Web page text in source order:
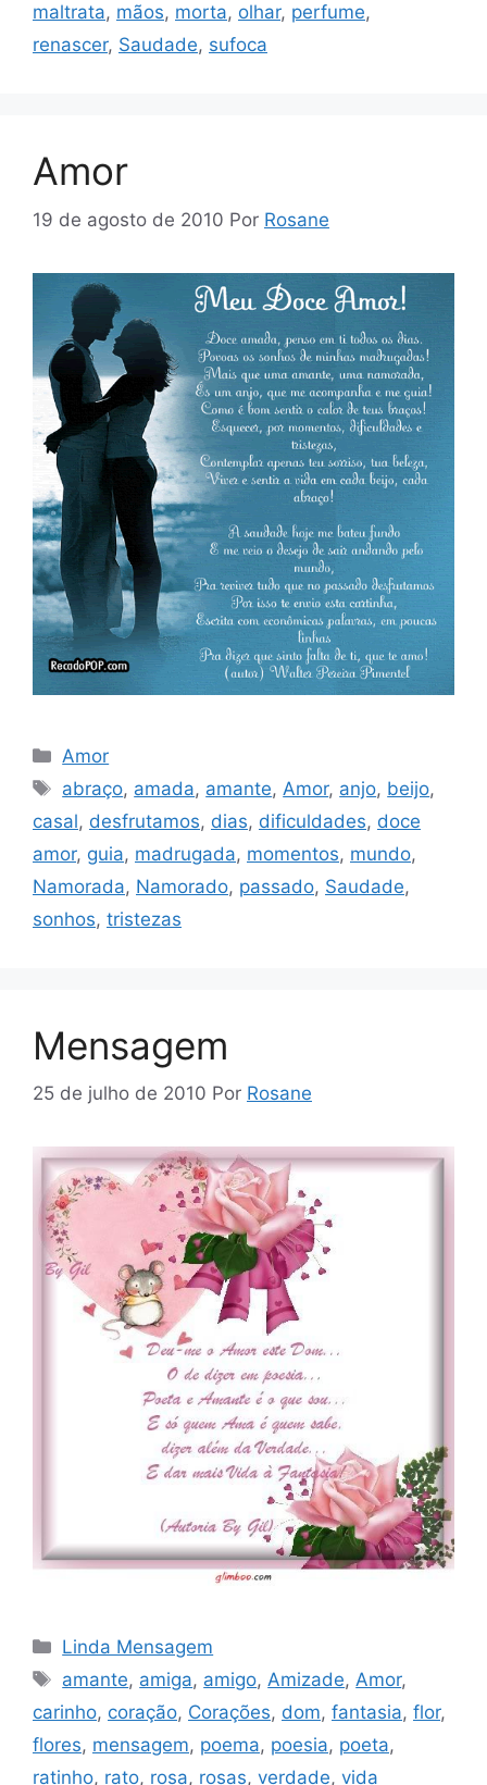
maltrata, mãos, morta, olhar, perfume,
renascer, Saudade, sufoca
Amor
19 de agosto de 2010 Por Rosane
Categorias
Amor
Tags
abraço, amada, amante, Amor, anjo, beijo,
casal, desfrutamos, dias, dificuldades, doce
amor, guia, madrugada, momentos, mundo,
Namorada, Namorado, passado, Saudade,
sonhos, tristezas
Mensagem
25 de julho de 2010 Por Rosane
Categorias
Linda Mensagem
Tags
amante, amiga, amigo, Amizade, Amor,
carinho, coração, Corações, dom, fantasia, flor,
flores, mensagem, poema, poesia, poeta,
ratinho, rato, rosa, rosas, verdade, vida